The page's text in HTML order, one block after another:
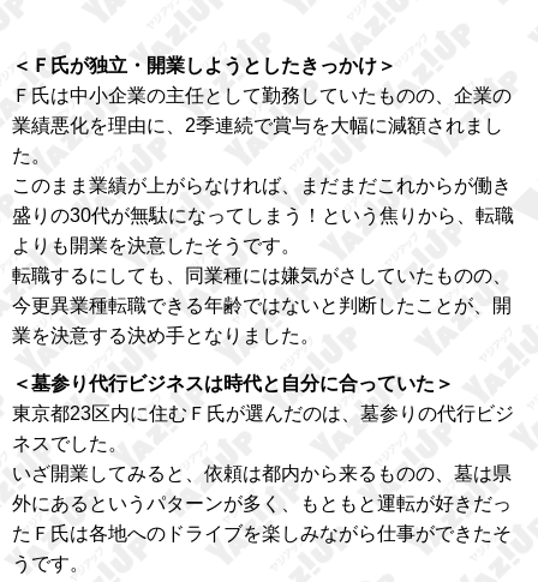
＜Ｆ氏が独立・開業しようとしたきっかけ＞
Ｆ氏は中小企業の主任として勤務していたものの、企業の
業績悪化を理由に、2季連続で賞与を大幅に減額されまし
た。
このまま業績が上がらなければ、まだまだこれからが働き
盛りの30代が無駄になってしまう！という焦りから、転職
よりも開業を決意したそうです。
転職するにしても、同業種には嫌気がさしていたものの、
今更異業種転職できる年齢ではないと判断したことが、開
業を決意する決め手となりました。
＜墓参り代行ビジネスは時代と自分に合っていた＞
東京都23区内に住むＦ氏が選んだのは、墓参りの代行ビジ
ネスでした。
いざ開業してみると、依頼は都内から来るものの、墓は県
外にあるというパターンが多く、もともと運転が好きだっ
たＦ氏は各地へのドライブを楽しみながら仕事ができたそ
うです。